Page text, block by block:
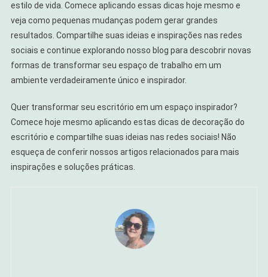
estilo de vida. Comece aplicando essas dicas hoje mesmo e
veja como pequenas mudanças podem gerar grandes
resultados. Compartilhe suas ideias e inspirações nas redes
sociais e continue explorando nosso blog para descobrir novas
formas de transformar seu espaço de trabalho em um
ambiente verdadeiramente único e inspirador.
Quer transformar seu escritório em um espaço inspirador?
Comece hoje mesmo aplicando estas dicas de decoração do
escritório e compartilhe suas ideias nas redes sociais! Não
esqueça de conferir nossos artigos relacionados para mais
inspirações e soluções práticas.